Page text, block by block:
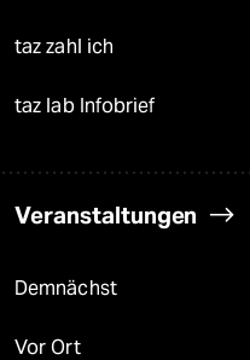
taz zahl ich
taz lab Infobrief
Veranstaltungen
Demnächst
Vor Ort